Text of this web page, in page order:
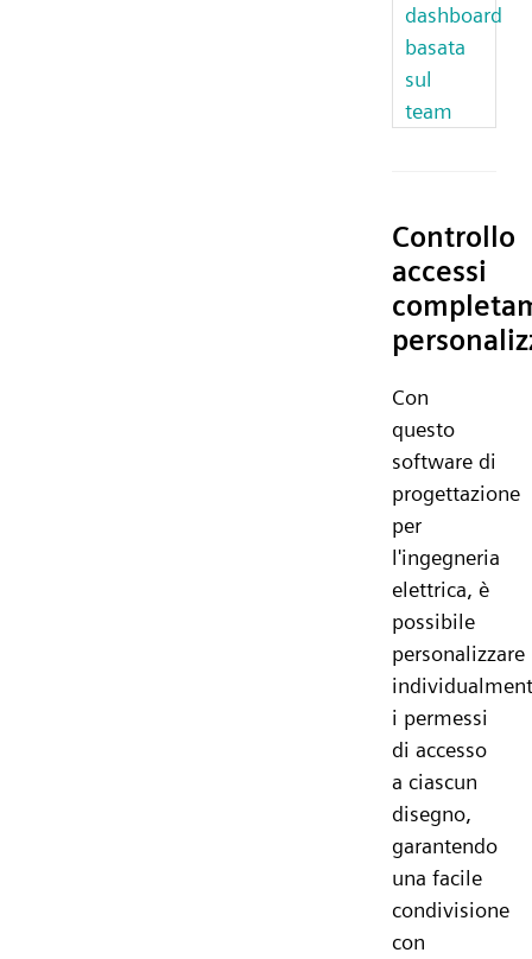
dashboard
basata
sul
team
Controllo
accessi
Con
questo
software di
progettazione
per
l'ingegneria
elettrica, è
possibile
personalizzare
i permessi
di accesso
a ciascun
disegno,
garantendo
una facile
condivisione
con